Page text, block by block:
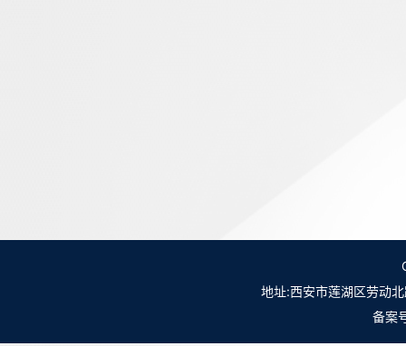
地址:西安市莲湖区劳动
备案